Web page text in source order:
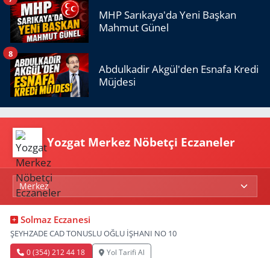
MHP Sarıkaya'da Yeni Başkan
Mahmut Günel
Abdulkadir Akgül'den Esnafa Kredi
Müjdesi
8
Yozgat Merkez Nöbetçi Eczaneler
Solmaz Eczanesi
ŞEYHZADE CAD TONUSLU OĞLU İŞHANI NO 10
0 (354) 212 44 18 Yol Tarifi Al